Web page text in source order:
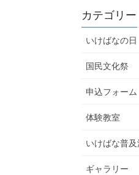
カテゴリー
いけばなの日
国民文化祭
申込フォーム
体験教室
いけばな普
ギャラリー